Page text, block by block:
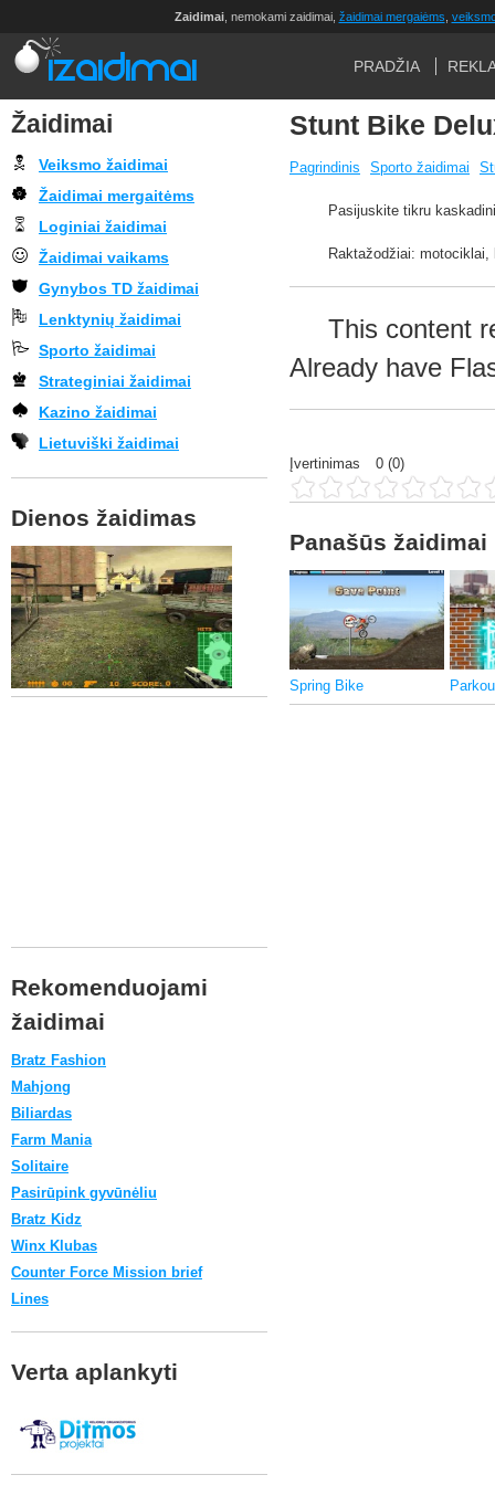
Zaidimai, nemokami zaidimai, žaidimai mergaiėms
PRADŽIA
Stunt Bike
Pagrindinis Sporto žaidimai
Pasijuskite tikru
Raktažodžiai:
This content
Already have
Įvertinimas 0 (0)
Panašūs žaidimai
Spring Bike
Žaidimai
Veiksmo žaidimai
Žaidimai mergaitėms
Loginiai žaidimai
Žaidimai vaikams
Gynybos TD žaidimai
Lenktynių žaidimai
Sporto žaidimai
Strateginiai žaidimai
Kazino žaidimai
Lietuviški žaidimai
Dienos žaidimas
Rekomenduojami
žaidimai
Bratz Fashion
Mahjong
Biliardas
Farm Mania
Solitaire
Pasirūpink gyvūnėliu
Bratz Kidz
Winx Klubas
Counter Force Mission brief
Lines
Verta aplankyti